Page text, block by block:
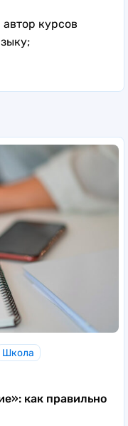
курсов
Школа
как правильно